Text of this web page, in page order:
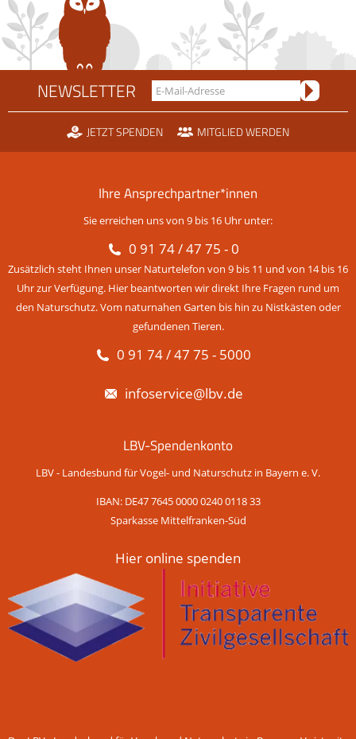
NEWSLETTER
JETZT SPENDEN MITGLIED WERDEN
Ihre Ansprechpartner*innen
Sie erreichen uns von 9 bis 16 Uhr unter:
0 91 74 / 47 75 - 0
Zusätzlich steht Ihnen unser Naturtelefon von 9 bis 11 und von 14 bis 16
Uhr zur Verfügung. Hier beantworten wir direkt Ihre Fragen rund um
den Naturschutz. Vom naturnahen Garten bis hin zu Nistkästen oder
gefundenen Tieren.
0 91 74 / 47 75 - 5000
infoservice@lbv.de
LBV-Spendenkonto
LBV - Landesbund für Vogel- und Naturschutz in Bayern e. V.
IBAN: DE47 7645 0000 0240 0118 33
Sparkasse Mittelfranken-Süd
Hier online spenden